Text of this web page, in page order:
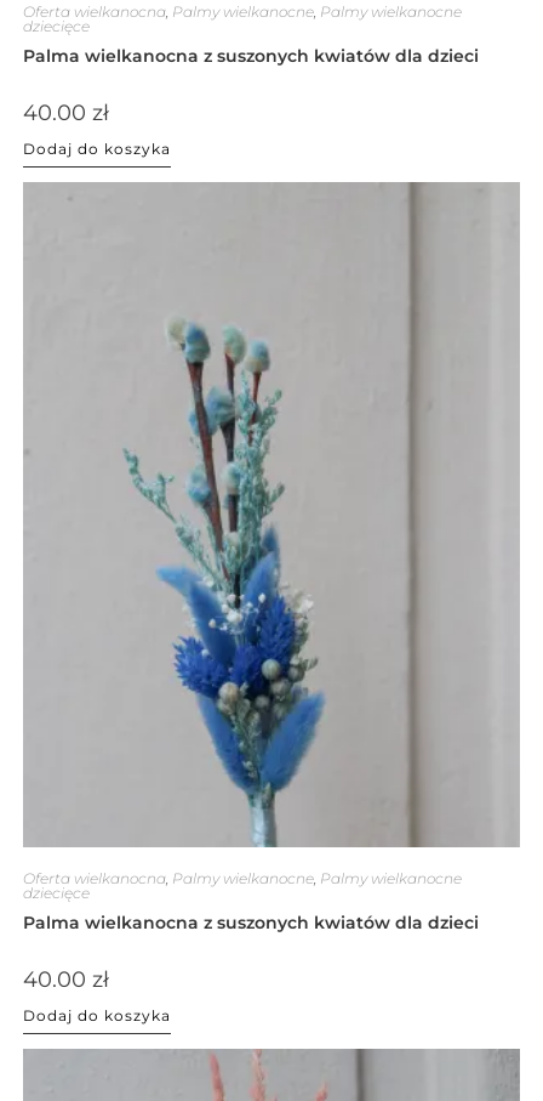
Oferta wielkanocna, Palmy wielkanocne, Palmy wielkanocne
dziecięce
Palma wielkanocna z suszonych kwiatów dla dzieci
40.00 zł
Dodaj do koszyka
Oferta wielkanocna, Palmy wielkanocne, Palmy wielkanocne
dziecięce
Palma wielkanocna z suszonych kwiatów dla dzieci
40.00 zł
Dodaj do koszyka